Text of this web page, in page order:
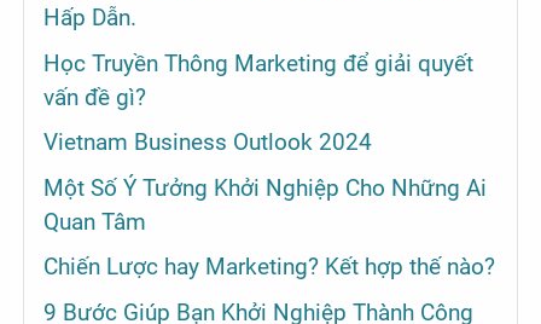
Hấp Dẫn.
Học Truyền Thông Marketing để giải quyết
vấn đề gì?
Vietnam Business Outlook 2024
Một Số Ý Tưởng Khởi Nghiệp Cho Những Ai
Quan Tâm
Chiến Lược hay Marketing? Kết hợp thế nào?
9 Bước Giúp Bạn Khởi Nghiệp Thành Công